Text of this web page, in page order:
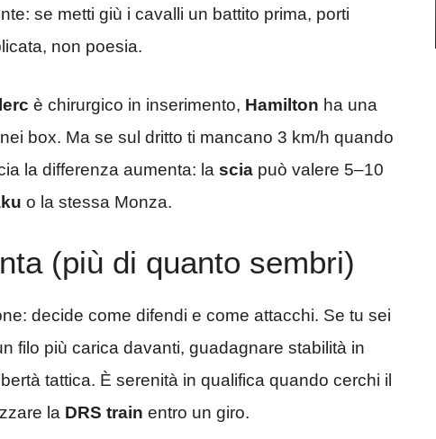
se metti giù i cavalli un battito prima, porti
non poesia.
è chirurgico in inserimento, Hamilton ha una
box. Ma se sul dritto ti mancano 3 km/h quando
la differenza aumenta: la scia può valere 5–10
o la stessa Monza.
(più di quanto sembri)
decide come difendi e come attacchi. Se tu sei
filo più carica davanti, guadagnare stabilità in
tattica. È serenità in qualifica quando cerchi il
la DRS train entro un giro.